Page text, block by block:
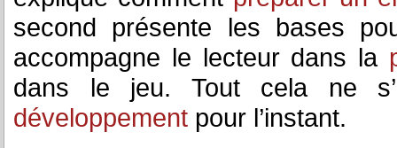
second présente les bases
accompagne le lecteur dans la
dans le jeu. Tout cela ne
développement pour l’instant.